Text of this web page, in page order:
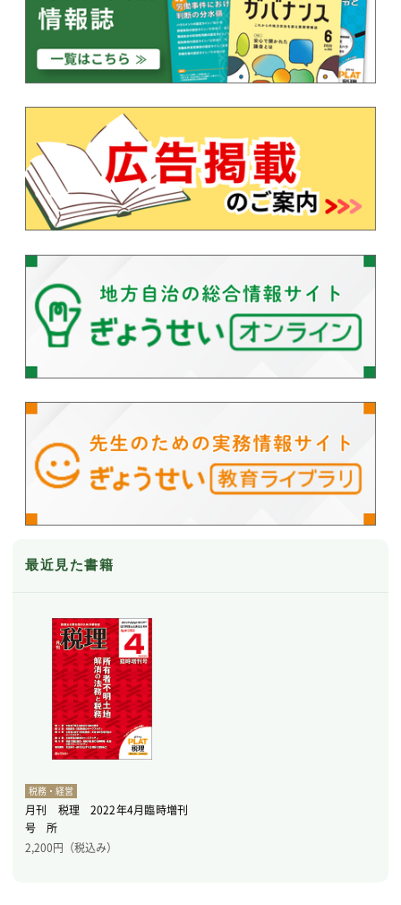
最近見た書籍
税務・経営
月刊 税理 2022年4月臨時増刊
号 所
2,200円（税込み）